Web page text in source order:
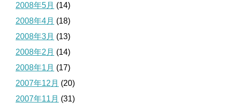
2008年5月 (14)
2008年4月 (18)
2008年3月 (13)
2008年2月 (14)
2008年1月 (17)
2007年12月 (20)
2007年11月 (31)